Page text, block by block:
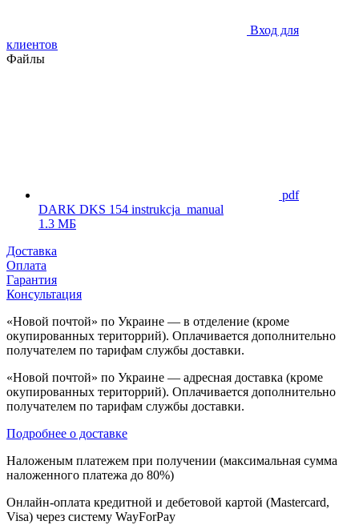
Вход для
клиентов
Файлы
pdf
DARK DKS 154 instrukcja_manual
1.3 МБ
Доставка
Оплата
Гарантия
Консультация
«Новой почтой» по Украине — в отделение (кроме
окупированных територрий). Оплачивается дополнительно
получателем по тарифам службы доставки.
«Новой почтой» по Украине — адресная доставка (кроме
окупированных територрий). Оплачивается дополнительно
получателем по тарифам службы доставки.
Подробнее о доставке
Наложеным платежем при получении (максимальная сумма
наложенного платежа до 80%)
Онлайн-оплата кредитной и дебетовой картой (Mastercard,
Visa) через систему WayForPay